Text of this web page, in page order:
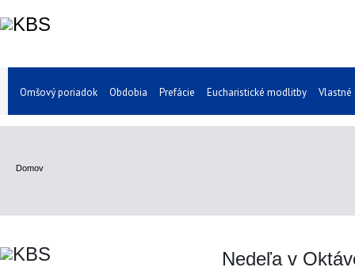
Omšový poriadok Obdobia Prefácie Eucharistické modlitby Vlastné
Domov
Nedeľa v